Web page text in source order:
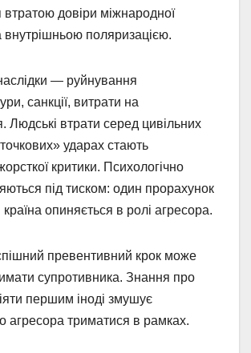
втратою довіри міжнародної
внутрішньою поляризацією.
— руйнування
санкції, витрати на
Людські втрати серед цивільних
ударах стають
критики. Психологічно
під тиском: один прорахунок
країна опиняється в ролі агресора.
превентивний крок може
супротивника. Знання про
першим іноді змушує
агресора триматися в рамках.